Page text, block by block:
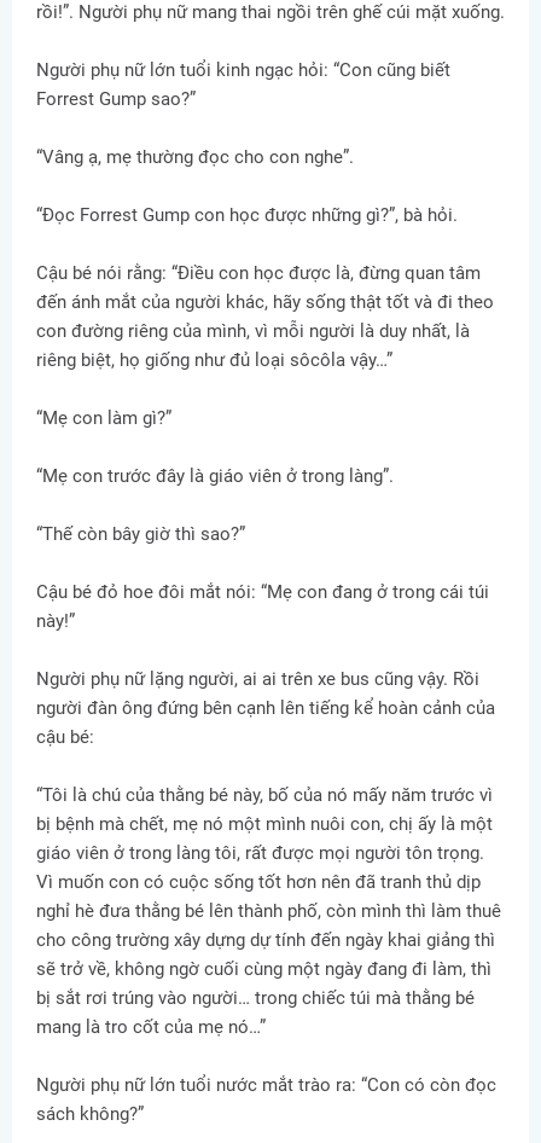
rồi!”. Người phụ nữ mang thai ngồi trên ghế cúi mặt xuống.
Người phụ nữ lớn tuổi kinh ngạc hỏi: “Con cũng biết
Forrest Gump sao?”
“Vâng ạ, mẹ thường đọc cho con nghe”.
“Đọc Forrest Gump con học được những gì?”, bà hỏi.
Cậu bé nói rằng: “Điều con học được là, đừng quan tâm
đến ánh mắt của người khác, hãy sống thật tốt và đi theo
con đường riêng của mình, vì mỗi người là duy nhất, là
riêng biệt, họ giống như đủ loại sôcôla vậy…”
“Mẹ con làm gì?”
“Mẹ con trước đây là giáo viên ở trong làng”.
“Thế còn bây giờ thì sao?”
Cậu bé đỏ hoe đôi mắt nói: “Mẹ con đang ở trong cái túi
này!”
Người phụ nữ lặng người, ai ai trên xe bus cũng vậy. Rồi
người đàn ông đứng bên cạnh lên tiếng kể hoàn cảnh của
cậu bé:
“Tôi là chú của thằng bé này, bố của nó mấy năm trước vì
bị bệnh mà chết, mẹ nó một mình nuôi con, chị ấy là một
giáo viên ở trong làng tôi, rất được mọi người tôn trọng.
Vì muốn con có cuộc sống tốt hơn nên đã tranh thủ dịp
nghỉ hè đưa thằng bé lên thành phố, còn mình thì làm thuê
cho công trường xây dựng dự tính đến ngày khai giảng thì
sẽ trở về, không ngờ cuối cùng một ngày đang đi làm, thì
bị sắt rơi trúng vào người… trong chiếc túi mà thằng bé
mang là tro cốt của mẹ nó…”
Người phụ nữ lớn tuổi nước mắt trào ra: “Con có còn đọc
sách không?”